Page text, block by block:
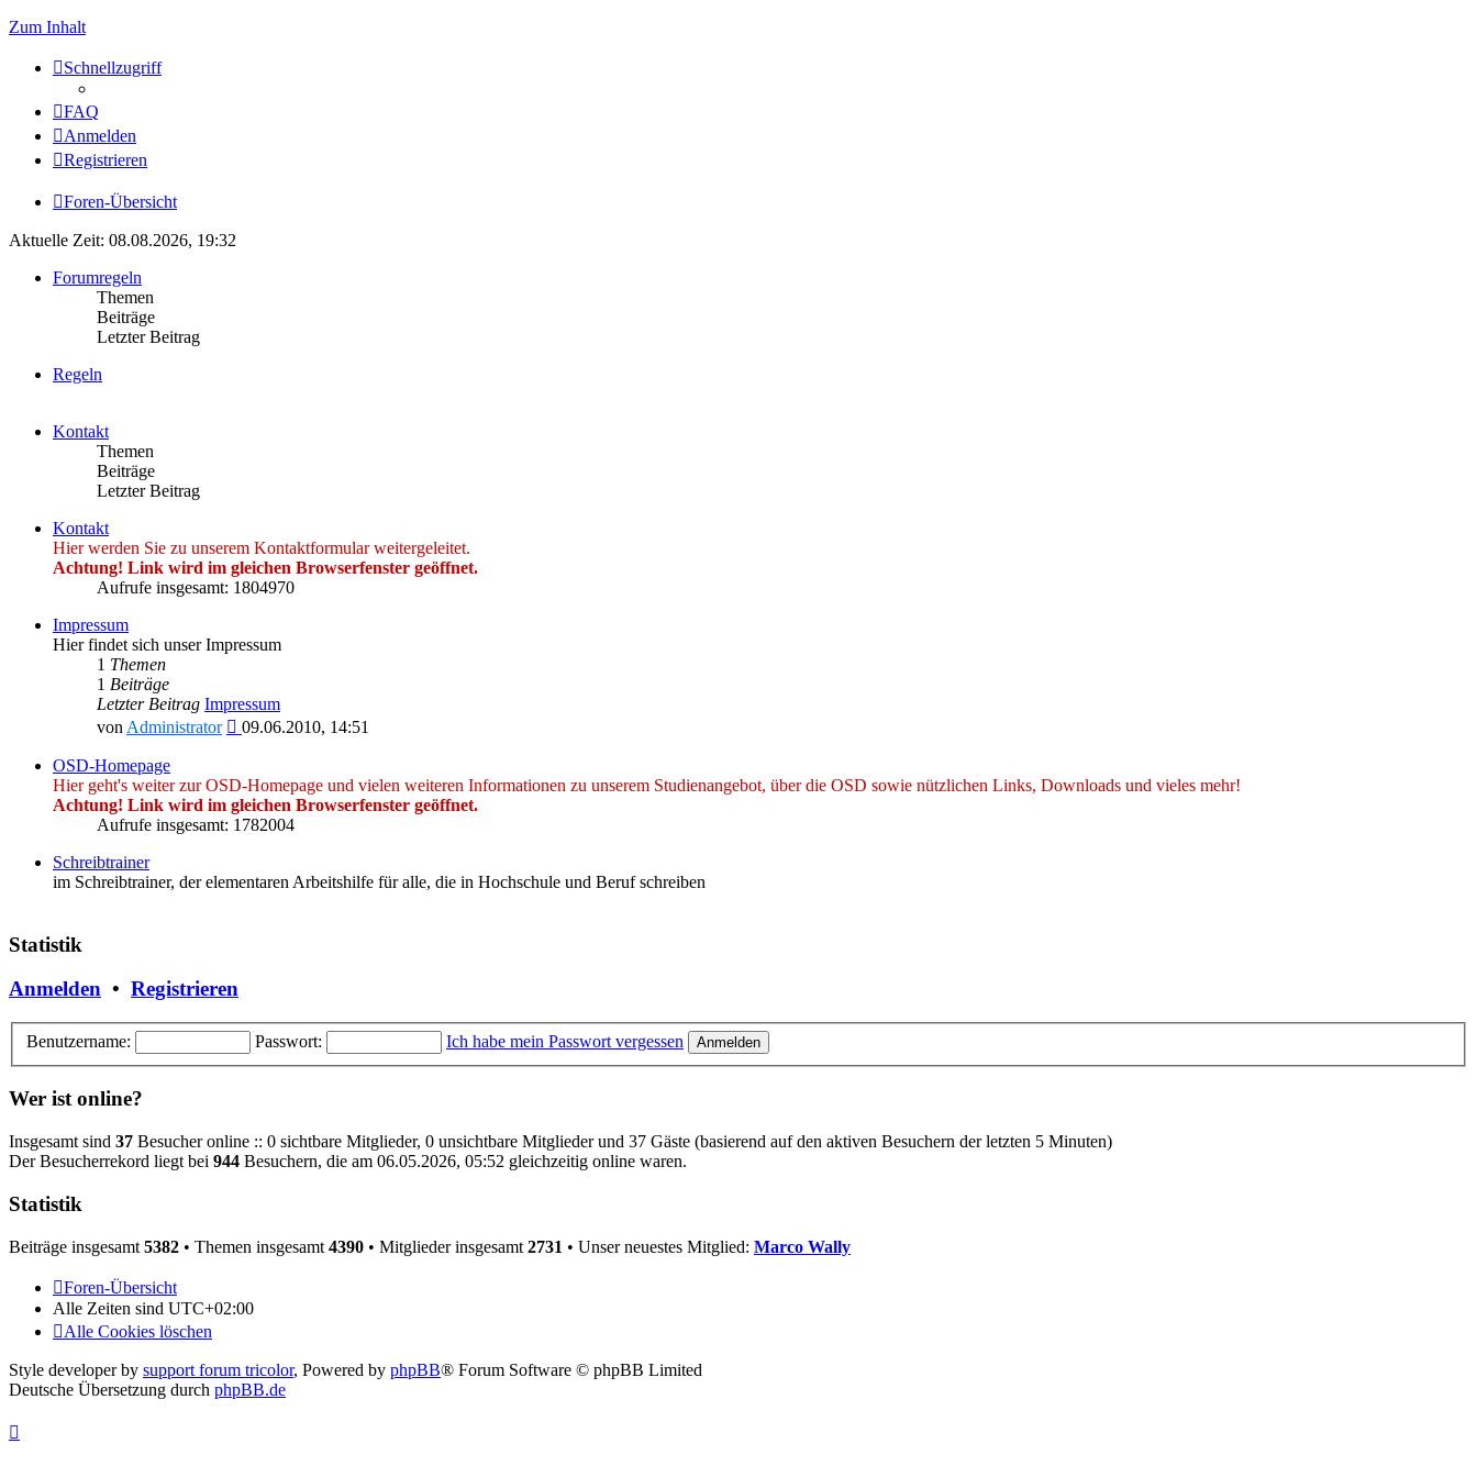
Zum Inhalt
Schnellzugriff
FAQ
Anmelden
Registrieren
Foren-Übersicht
Aktuelle Zeit: 08.08.2026, 19:32
Forumregeln
Themen
Beiträge
Letzter Beitrag
Regeln
Kontakt
Themen
Beiträge
Letzter Beitrag
Kontakt
Hier werden Sie zu unserem Kontaktformular weitergeleitet.
Achtung! Link wird im gleichen Browserfenster geöffnet.
Aufrufe insgesamt: 1804970
Impressum
Hier findet sich unser Impressum
1 Themen
1 Beiträge
Letzter Beitrag Impressum
von Administrator
Neuester
09.06.2010, 14:51
OSD-Homepage
Hier geht's weiter zur OSD-Homepage und vielen weiteren Informationen zu unserem Studienangebot, über die OSD sowie nützlichen Links, Downloads und vieles mehr!
Achtung! Link wird im gleichen Browserfenster geöffnet.
Aufrufe insgesamt: 1782004
Schreibtrainer
im Schreibtrainer, der elementaren Arbeitshilfe für alle, die in Hochschule und Beruf schreiben
Statistik
Anmelden • Registrieren
Benutzername: Passwort: Ich habe mein Passwort vergessen
Wer ist online?
Insgesamt sind 37 Besucher online :: 0 sichtbare Mitglieder, 0 unsichtbare Mitglieder und 37 Gäste (basierend auf den aktiven Besuchern der letzten 5 Minuten)
Der Besucherrekord liegt bei 944 Besuchern, die am 06.05.2026, 05:52 gleichzeitig online waren.
Statistik
Beiträge insgesamt 5382 • Themen insgesamt 4390 • Mitglieder insgesamt 2731 • Unser neuestes Mitglied: Marco Wally
Foren-Übersicht
Alle Zeiten sind UTC+02:00
Alle Cookies löschen
Style developer by support forum tricolor, Powered by phpBB® Forum Software © phpBB Limited
Deutsche Übersetzung durch phpBB.de